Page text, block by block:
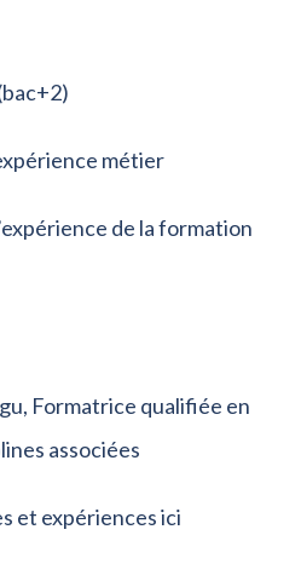
métier
de la formation
Formatrice qualifiée en
associées
et expériences ici